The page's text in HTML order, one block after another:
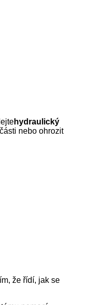
hydraulický
nebo ohrozit
že řídí, jak se